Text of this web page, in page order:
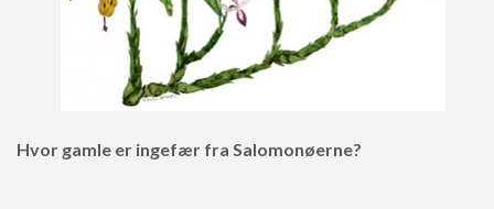
Hvor gamle er ingefær fra Salomonøerne?